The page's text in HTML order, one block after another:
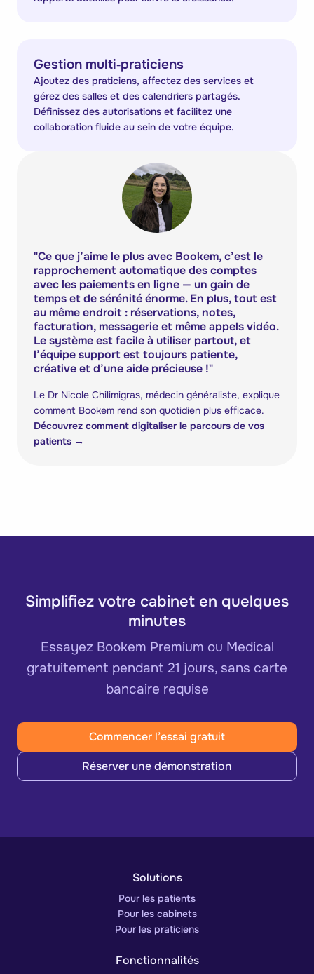
Gestion multi‑praticiens
Ajoutez des praticiens, affectez des services et
gérez des salles et des calendriers partagés.
Définissez des autorisations et facilitez une
collaboration fluide au sein de votre équipe.
"Ce que j’aime le plus avec Bookem, c’est le
rapprochement automatique des comptes
avec les paiements en ligne — un gain de
temps et de sérénité énorme. En plus, tout est
au même endroit : réservations, notes,
facturation, messagerie et même appels vidéo.
Le système est facile à utiliser partout, et
l’équipe support est toujours patiente,
créative et d’une aide précieuse !"
Le Dr Nicole Chilimigras, médecin généraliste, explique
comment Bookem rend son quotidien plus efficace.
Découvrez comment digitaliser le parcours de vos
patients →
Simplifiez votre cabinet en quelques
minutes
Essayez Bookem Premium ou Medical
gratuitement pendant 21 jours, sans carte
bancaire requise
Commencer l’essai gratuit
Réserver une démonstration
Solutions
Pour les patients
Pour les cabinets
Pour les praticiens
Fonctionnalités